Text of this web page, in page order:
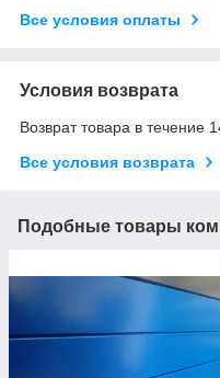
Все условия оплаты
Условия возврата
Возврат товара в течение
Все условия возврата
Подобные товары